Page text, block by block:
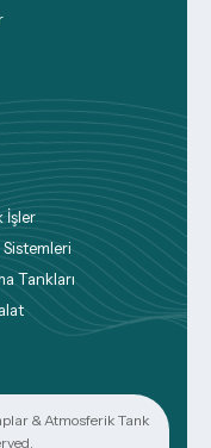
İşler
Tankları
& Atmosferik Tank